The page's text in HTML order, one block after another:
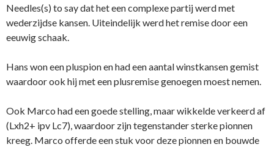
Needles(s) to say dat het een complexe partij werd met
wederzijdse kansen. Uiteindelijk werd het remise door een
eeuwig schaak.
Hans won een pluspion en had een aantal winstkansen gemist
waardoor ook hij met een plusremise genoegen moest nemen.
Ook Marco had een goede stelling, maar wikkelde verkeerd af
(Lxh2+ ipv Lc7), waardoor zijn tegenstander sterke pionnen
kreeg. Marco offerde een stuk voor deze pionnen en bouwde